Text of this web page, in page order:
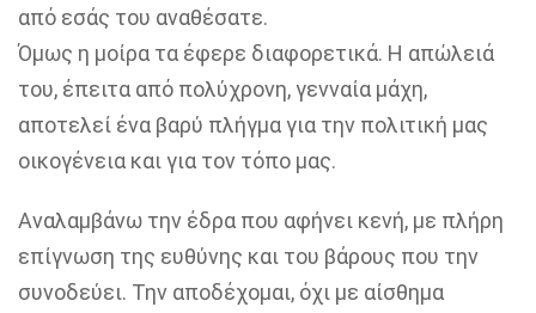
από εσάς του αναθέσατε.
Όμως η μοίρα τα έφερε διαφορετικά. Η απώλειά
του, έπειτα από πολύχρονη, γενναία μάχη,
αποτελεί ένα βαρύ πλήγμα για την πολιτική μας
οικογένεια και για τον τόπο μας.
Αναλαμβάνω την έδρα που αφήνει κενή, με πλήρη
επίγνωση της ευθύνης και του βάρους που την
συνοδεύει. Την αποδέχομαι, όχι με αίσθημα